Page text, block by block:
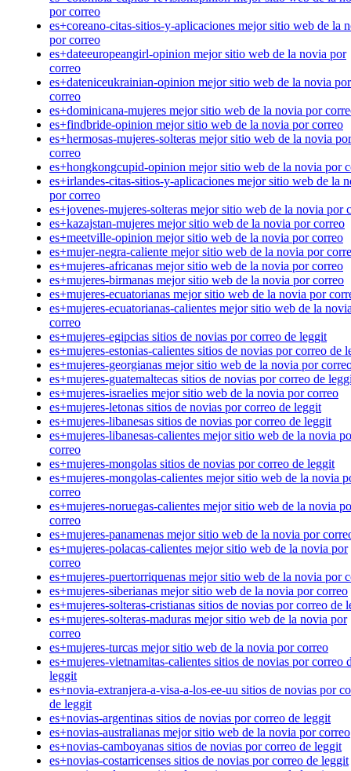
por correo
es+coreano-citas-sitios-y-aplicaciones mejor sitio web de la
por correo
es+dateeuropeangirl-opinion mejor sitio web de la novia por
correo
es+dateniceukrainian-opinion mejor sitio web de la novia por
correo
es+dominicana-mujeres mejor sitio web de la novia por
es+findbride-opinion mejor sitio web de la novia por correo
es+hermosas-mujeres-solteras mejor sitio web de la novia por
correo
es+hongkongcupid-opinion mejor sitio web de la novia por
es+irlandes-citas-sitios-y-aplicaciones mejor sitio web de la
por correo
es+jovenes-mujeres-solteras mejor sitio web de la novia por
es+kazajstan-mujeres mejor sitio web de la novia por correo
es+meetville-opinion mejor sitio web de la novia por correo
es+mujer-negra-caliente mejor sitio web de la novia por
es+mujeres-africanas mejor sitio web de la novia por correo
es+mujeres-birmanas mejor sitio web de la novia por correo
es+mujeres-ecuatorianas mejor sitio web de la novia por
es+mujeres-ecuatorianas-calientes mejor sitio web de la
correo
es+mujeres-egipcias sitios de novias por correo de leggit
es+mujeres-estonias-calientes sitios de novias por correo de
es+mujeres-georgianas mejor sitio web de la novia por
es+mujeres-guatemaltecas sitios de novias por correo de
es+mujeres-israelies mejor sitio web de la novia por correo
es+mujeres-letonas sitios de novias por correo de leggit
es+mujeres-libanesas sitios de novias por correo de leggit
es+mujeres-libanesas-calientes mejor sitio web de la novia
correo
es+mujeres-mongolas sitios de novias por correo de leggit
es+mujeres-mongolas-calientes mejor sitio web de la novia
correo
es+mujeres-noruegas-calientes mejor sitio web de la novia
correo
es+mujeres-panamenas mejor sitio web de la novia por
es+mujeres-polacas-calientes mejor sitio web de la novia por
correo
es+mujeres-puertorriquenas mejor sitio web de la novia por
es+mujeres-siberianas mejor sitio web de la novia por correo
es+mujeres-solteras-cristianas sitios de novias por correo de
es+mujeres-solteras-maduras mejor sitio web de la novia por
correo
es+mujeres-turcas mejor sitio web de la novia por correo
es+mujeres-vietnamitas-calientes sitios de novias por correo
leggit
es+novia-extranjera-a-visa-a-los-ee-uu sitios de novias por
de leggit
es+novias-argentinas sitios de novias por correo de leggit
es+novias-australianas mejor sitio web de la novia por correo
es+novias-camboyanas sitios de novias por correo de leggit
es+novias-costarricenses sitios de novias por correo de leggit